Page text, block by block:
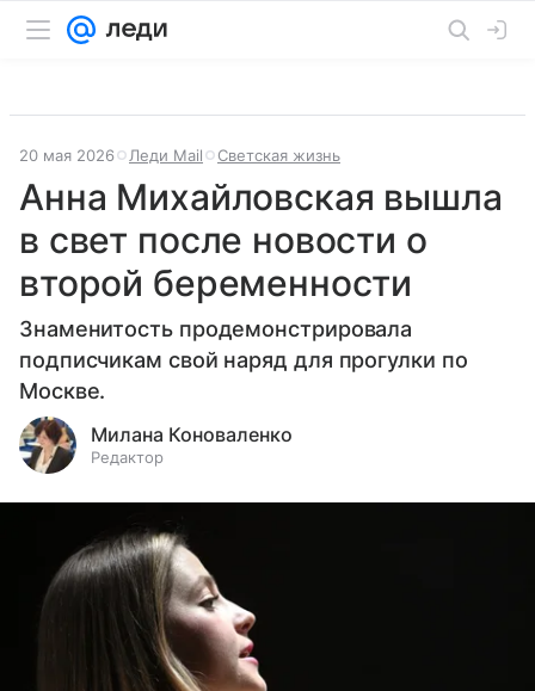
20 мая 2026 Леди Mail Светская жизнь
Анна Михайловская вышла
в свет после новости о
второй беременности
Знаменитость продемонстрировала
подписчикам свой наряд для прогулки по
Москве.
Милана Коноваленко
Редактор